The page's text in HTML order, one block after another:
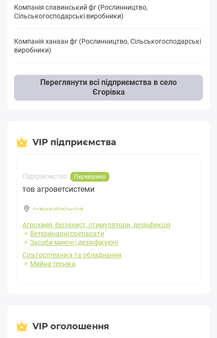
Компанія славинський фг (Рослинництво,
Сільськогосподарські виробники)
Компанія ханаан фг (Рослинництво, Сільськогосподарські
виробники)
Переглянути всі підприємства в село
Єгорівка
VIP підприємства
Підприємство: Перевірено
тов агроветсистеми
Київська область- Київ
Агрохімія, біозахист, стимулятори, дезінфекція
Ветеринарні препарати
Засоби миючі і дезінфікуючі
Сільгосптехніка та обладнання
Мийна техніка
VIP оголошення